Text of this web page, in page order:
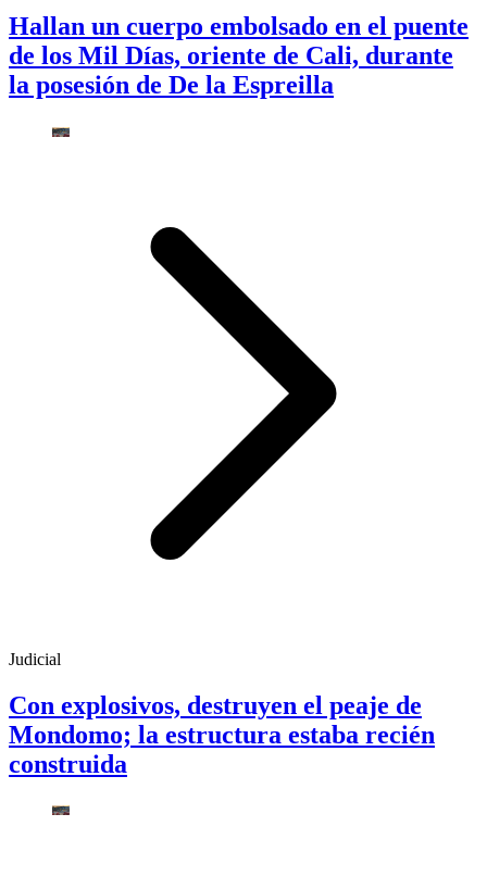
Hallan un cuerpo embolsado en el puente
de los Mil Días, oriente de Cali, durante
la posesión de De la Espreilla
Judicial
Con explosivos, destruyen el peaje de
Mondomo; la estructura estaba recién
construida